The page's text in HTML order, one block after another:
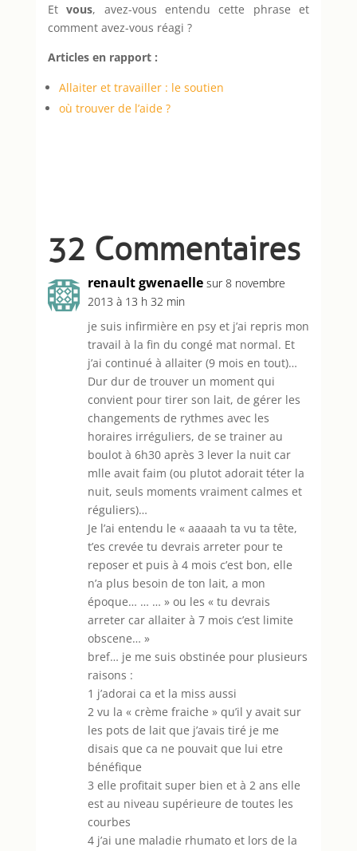
Etvous, avez-vous entendu cette phrase et
comment avez-vous réagi ?
Articles en rapport :
Allaiter et travailler : le soutien
où trouver de l’aide ?
32 Commentaires
renault gwenaelle sur 8 novembre
2013 à 13 h 32 min
je suis infirmière en psy et j’ai repris mon
travail à la fin du congé mat normal. Et
j’ai continué à allaiter (9 mois en tout)…
Dur dur de trouver un moment qui
convient pour tirer son lait, de gérer les
changements de rythmes avec les
horaires irréguliers, de se trainer au
boulot à 6h30 après 3 lever la nuit car
mlle avait faim (ou plutot adorait téter la
nuit, seuls moments vraiment calmes et
réguliers)…
Je l’ai entendu le « aaaaah ta vu ta tête,
t’es crevée tu devrais arreter pour te
reposer et puis à 4 mois c’est bon, elle
n’a plus besoin de ton lait, a mon
époque… … … » ou les « tu devrais
arreter car allaiter à 7 mois c’est limite
obscene… »
bref… je me suis obstinée pour plusieurs
raisons :
1 j’adorai ca et la miss aussi
2 vu la « crème fraiche » qu’il y avait sur
les pots de lait que j’avais tiré je me
disais que ca ne pouvait que lui etre
bénéfique
3 elle profitait super bien et à 2 ans elle
est au niveau supérieure de toutes les
courbes
4 j’ai une maladie rhumato et lors de la